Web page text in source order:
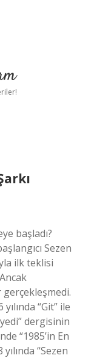
başladı?
Sezen
ilk teklisi
gerçekleşmedi.
“Git” ile
dergisinin
“1985’in En
yılında “Sezen